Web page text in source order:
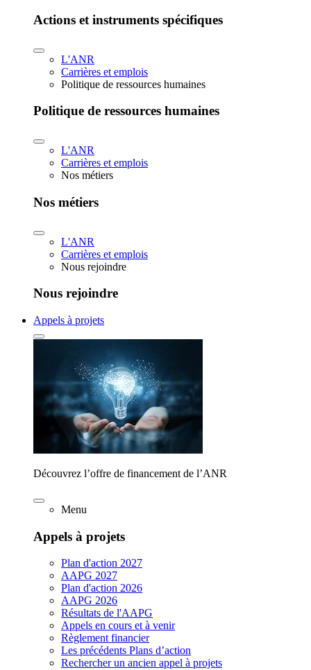
Actions et instruments spécifiques
L'ANR
Carrières et emplois
Politique de ressources humaines
Politique de ressources humaines
L'ANR
Carrières et emplois
Nos métiers
Nos métiers
L'ANR
Carrières et emplois
Nous rejoindre
Nous rejoindre
Appels à projets
Découvrez l’offre de financement de l’ANR
Menu
Appels à projets
Plan d'action 2027
AAPG 2027
Plan d'action 2026
AAPG 2026
Résultats de l'AAPG
Appels en cours et à venir
Règlement financier
Les précédents Plans d’action
Rechercher un ancien appel à projets